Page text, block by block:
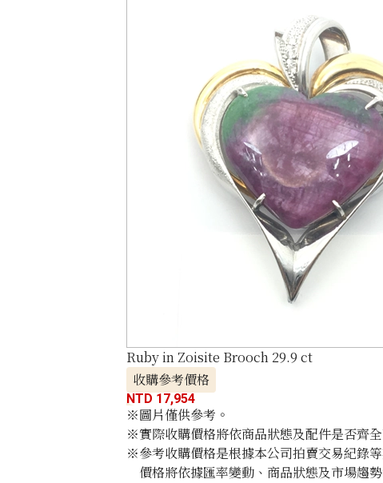
Ruby in Zoisite Brooch 29.9 ct
收購參考價格
NTD 17,954
※圖片僅供參考。
※實際收購價格將依商品狀態及配件是否齊全
※參考收購價格是根據本公司拍賣交易紀錄
價格將依據匯率變動、商品狀態及市場趨